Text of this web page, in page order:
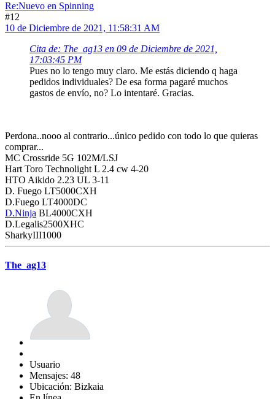
Re:Nuevo en Spinning
#12
10 de Diciembre de 2021, 11:58:31 AM
Cita de: The_ag13 en 09 de Diciembre de 2021,
17:03:45 PM
Pues no lo tengo muy claro. Me estás diciendo q haga
pedidos individuales? De esa forma pagaré muchos
gastos de envío, no? Lo intentaré. Gracias.
Perdona..nooo al contrario...único pedido con todo lo que quieras
comprar...
MC Crossride 5G 102M/LSJ
Hart Toro Technolight L 2.4 cw 4-20
HTO Aikido 2.23 UL 3-11
D. Fuego LT5000CXH
D.Fuego LT4000DC
D.Ninja BL4000CXH
D.Legalis2500XHC
SharkyIII1000
The_ag13
Usuario
Mensajes: 48
Ubicación: Bizkaia